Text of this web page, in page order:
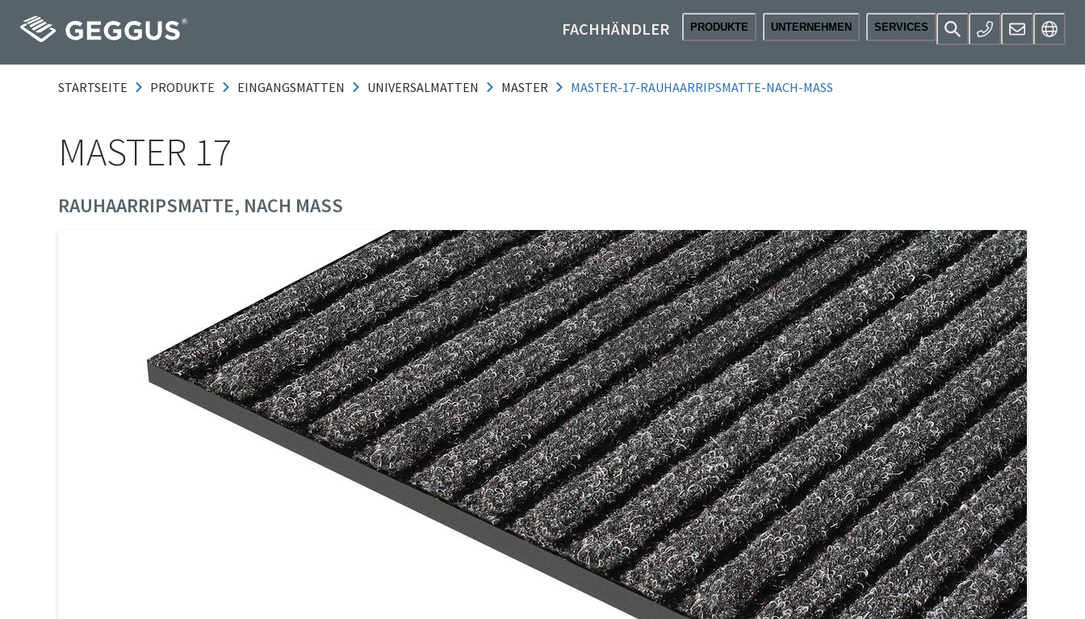
FACHHÄNDLER PRODUKTE UNTERNEHMEN SERVICES
STARTSEITE PRODUKTE EINGANGSMATTEN UNIVERSALMATTEN MASTER MASTER-17-RAUHAARRIPSMATTE-NACH-MASS
MASTER 17
RAUHAARRIPSMATTE, NACH MASS